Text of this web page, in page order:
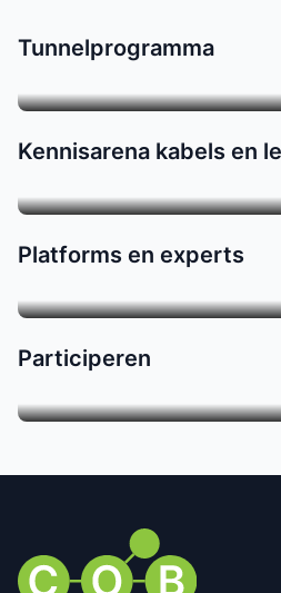
Tunnelprogramma
Kennisarena kabels en
Platforms en experts
Participeren